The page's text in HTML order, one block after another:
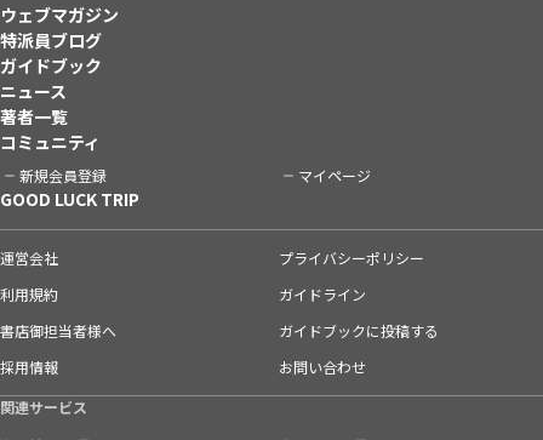
ウェブマガジン
特派員ブログ
ガイドブック
ニュース
著者一覧
コミュニティ
新規会員登録 マイページ
GOOD LUCK TRIP
運営会社
プライバシーポリシー
利用規約
ガイドライン
書店御担当者様へ
ガイドブックに投稿する
採用情報
お問い合わせ
関連サービス